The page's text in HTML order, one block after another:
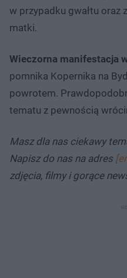
w przypadku gwałtu oraz
matki.
Wieczorna manifestacja
pomnika Kopernika na
powrotem.
tematu z pewnością
Masz dla nas ciekawy
Napisz do nas na adres
zdjęcia, filmy i gorące